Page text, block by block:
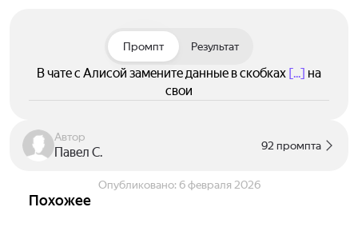
Промпт Результат
В чате с Алисой замените данные в скобках [...] на
свои
Автор
Павел С. 92 промпта
Опубликовано: 6 февраля 2026
Похожее